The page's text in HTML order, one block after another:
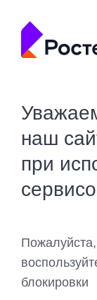
наш
при
блокировки